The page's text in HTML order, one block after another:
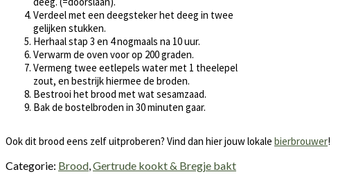
Verdeel met een deegsteker het deeg in twee
gelijken stukken.
Herhaal stap 3 en 4 nogmaals na 10 uur.
Verwarm de oven voor op 200 graden.
Vermeng twee eetlepels water met 1 theelepel
zout, en bestrijk hiermee de broden.
Bestrooi het brood met wat sesamzaad.
Bak de bostelbroden in 30 minuten gaar.
Ook dit brood eens zelf uitproberen? Vind dan hier jouw lokale bierbrouwer!
Categorie: Brood Gertrude kookt & Bregje bakt